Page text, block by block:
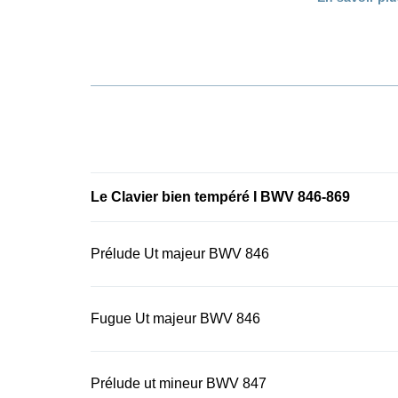
sont aussi
Le Clavier bien tempéré I BWV 846-869
Prélude Ut majeur BWV 846
Fugue Ut majeur BWV 846
Prélude ut mineur BWV 847